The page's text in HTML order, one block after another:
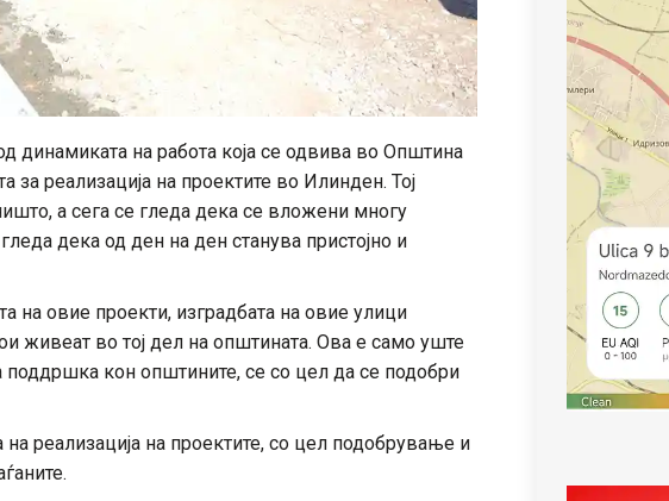
динамиката на работа која се одвива во Општина
реализација на проектите во Илинден. Тој
а сега се гледа дека се вложени многу
дека од ден на ден станува пристојно и
на овие проекти, изградбата на овие улици
живеат во тој дел на општината. Ова е само уште
кон општините, се со цел да се подобри
реализација на проектите, со цел подобрување и